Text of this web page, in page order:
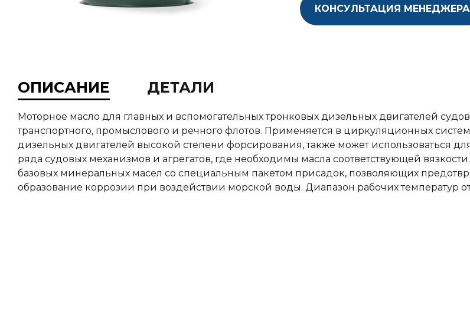
КОНСУЛЬТАЦИЯ МЕНЕДЖЕРА
ОПИСАНИЕ ДЕТАЛИ
Моторное масло для главных и вспомогательных тронковых дизельных двигателей
транспортного, промыслового и речного флотов. Применяется в циркуляционных
дизельных двигателей высокой степени форсирования, также может использоваться
ряда судовых механизмов и агрегатов, где необходимы масла соответствующей
базовых минеральных масел со специальным пакетом присадок, позволяющих
образование коррозии при воздействии морской воды. Диапазон рабочих температур от